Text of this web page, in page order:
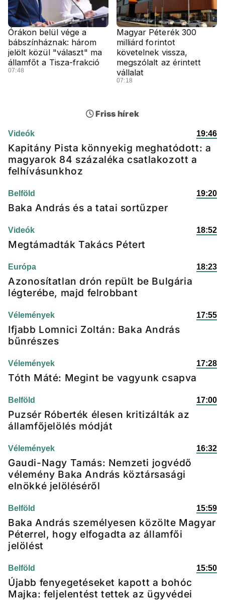
Órákon belül vége a
bábszínháznak: három
jelölt közül "választ" ma
államfőt a Tisza-frakció
07:48
Magyar Péterék 300
milliárd forintot
követelnek vissza,
megszólalt az érintett
vállalat
07:18
Friss hírek
Videók 19:46
Kapitány Pista könnyekig meghatódott: a
magyarok 84 százaléka csatlakozott a
felhívásunkhoz
Belföld 19:20
Baka András és a tatai sortűzper
Videók 18:52
Megtámadták Takács Pétert
Európa 18:23
Azonosítatlan drón repült be Bulgária
légterébe, majd felrobbant
Vélemények 17:55
Ifjabb Lomnici Zoltán: Baka András
bűnrészes
Vélemények 17:28
Tóth Máté: Megint be vagyunk csapva
Belföld 17:00
Puzsér Róberték élesen kritizálták az
államfőjelölés módját
Vélemények 16:32
Gaudi-Nagy Tamás: Nemzeti jogvédő
vélemény Baka András köztársasági
elnökké jelöléséről
Belföld 15:59
Baka András személyesen közölte Magyar
Péterrel, hogy elfogadta az államfői
jelölést
Belföld 15:50
Újabb fenyegetéseket kapott a bohóc
Majka: feljelentést tettek az ügyvédei